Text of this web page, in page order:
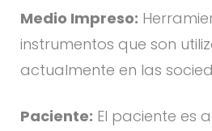
Medio Impreso:
instrumentos que son
actualmente en las
Paciente: El paciente es